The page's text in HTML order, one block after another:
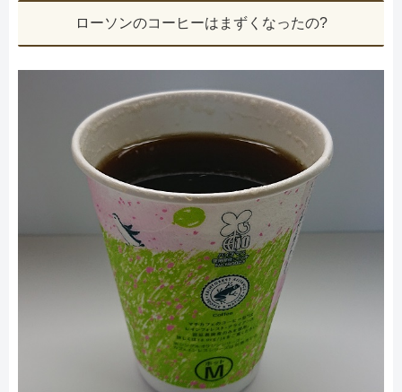
ローソンのコーヒーはまずくなったの?